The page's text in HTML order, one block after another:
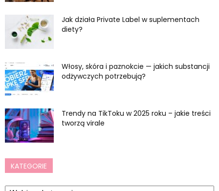
Jak działa Private Label w suplementach
diety?
Włosy, skóra i paznokcie — jakich substancji
odżywczych potrzebują?
Trendy na TikToku w 2025 roku – jakie treści
tworzą virale
KATEGORIE
Kategorie